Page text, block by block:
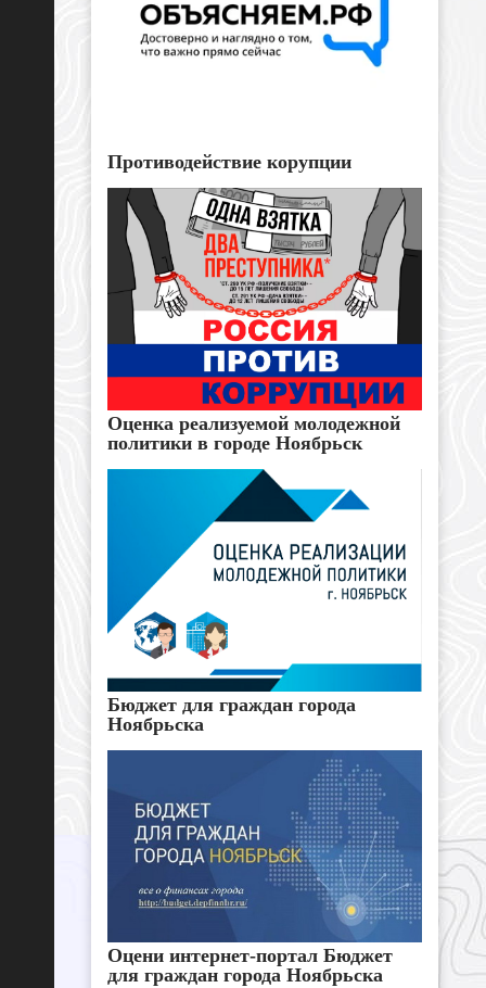
Противодействие корупции
Оценка реализуемой молодежной
политики в городе Ноябрьск
Бюджет для граждан города
Ноябрьска
Оцени интернет-портал Бюджет
для граждан города Ноябрьска